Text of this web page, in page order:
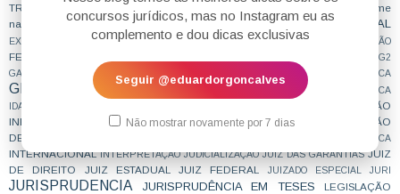
concursos jurídicos, mas no Instagram eu as
complemento e dou dicas exclusivas
Seguir @eduardorgoncalves
Não mostrar novamente por 7 dias
TRABALHAR
exame
nacional da magistratura
EXECUÇÃO FISCAL EXECUÇÃO PENAL
EXERCÍCIOS EXTRAJUDICIAL FAZENDA PÚBLICA FEMINIZAÇÃO
FERIADO
G2
GABARITANDO
GABARITO GABARITO EXTRAOFICIAL GRAMÁTICA
GRANDES JULGAMENTOS GUS
HUMANÍSTICA
IDADE
INDICAÇÃO
INFORMAÇÃO
INFORMATIVOS INQUÉRITO POLICIAL
INSCRIÇÃO
DEFINITIVA
INTERCEPTAÇÃO TELEFÔNICA
INTERNACIONAL INTERPRETAÇÃO JUDICIALIZAÇÃO JUIZ DAS GARANTIAS JUIZ
DE DIREITO
JUIZ ESTADUAL JUIZ FEDERAL JUIZADO ESPECIAL JURI
JURISPRUDENCIA JURISPRUDÊNCIA EM TESES
LEGISLAÇÃO